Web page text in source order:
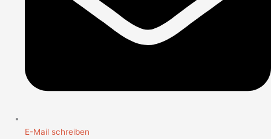
E-Mail schreiben